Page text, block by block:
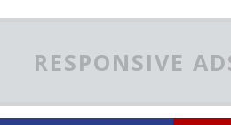
RESPONSIVE